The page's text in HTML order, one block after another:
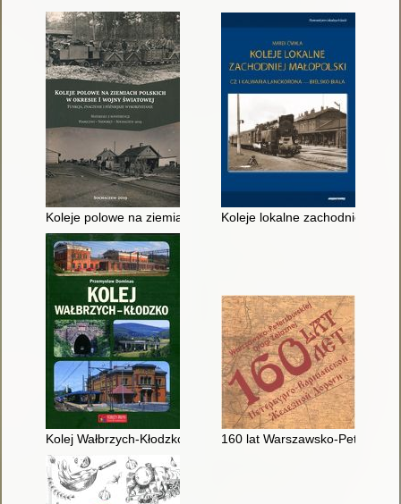
Koleje polowe na ziemiach polskich w okresie I wojny
Koleje lokalne zachodniej
Kolej Wałbrzych-Kłodzko 160 lat Warszawsko-